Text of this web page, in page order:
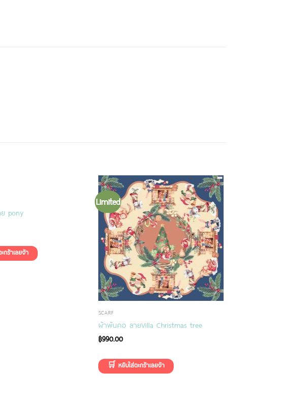
pony
Limited
SCARF
ผ้าพันคอ ลายVilla Christmas tree
฿990.00